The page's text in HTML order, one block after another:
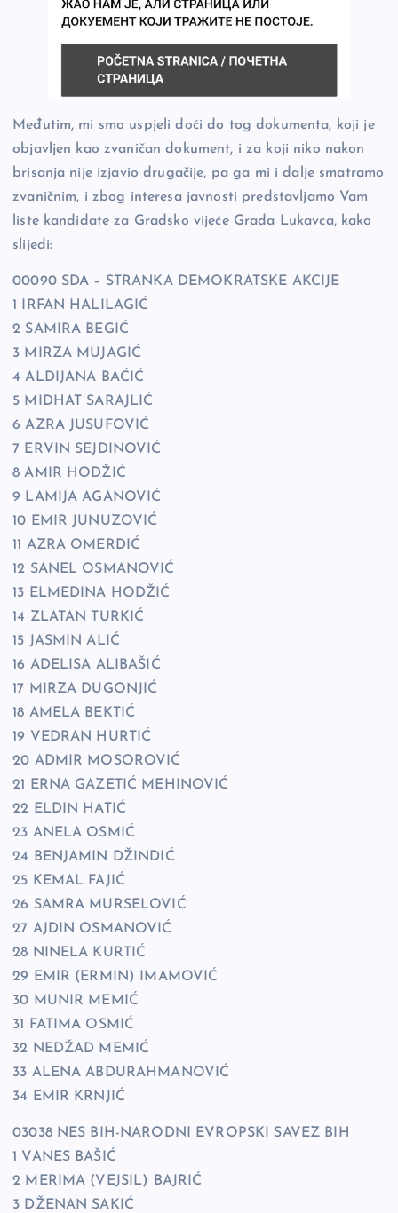
Međutim, mi smo uspjeli doći do tog dokumenta, koji je
objavljen kao zvaničan dokument, i za koji niko nakon
brisanja nije izjavio drugačije, pa ga mi i dalje smatramo
zvaničnim, i zbog interesa javnosti predstavljamo Vam
liste kandidate za Gradsko vijeće Grada Lukavca, kako
slijedi:
00090 SDA – STRANKA DEMOKRATSKE AKCIJE
1 IRFAN HALILAGIĆ
2 SAMIRA BEGIĆ
3 MIRZA MUJAGIĆ
4 ALDIJANA BAĆIĆ
5 MIDHAT SARAJLIĆ
6 AZRA JUSUFOVIĆ
7 ERVIN SEJDINOVIĆ
8 AMIR HODŽIĆ
9 LAMIJA AGANOVIĆ
10 EMIR JUNUZOVIĆ
11 AZRA OMERDIĆ
12 SANEL OSMANOVIĆ
13 ELMEDINA HODŽIĆ
14 ZLATAN TURKIĆ
15 JASMIN ALIĆ
16 ADELISA ALIBAŠIĆ
17 MIRZA DUGONJIĆ
18 AMELA BEKTIĆ
19 VEDRAN HURTIĆ
20 ADMIR MOSOROVIĆ
21 ERNA GAZETIĆ MEHINOVIĆ
22 ELDIN HATIĆ
23 ANELA OSMIĆ
24 BENJAMIN DŽINDIĆ
25 KEMAL FAJIĆ
26 SAMRA MURSELOVIĆ
27 AJDIN OSMANOVIĆ
28 NINELA KURTIĆ
29 EMIR (ERMIN) IMAMOVIĆ
30 MUNIR MEMIĆ
31 FATIMA OSMIĆ
32 NEDŽAD MEMIĆ
33 ALENA ABDURAHMANOVIĆ
34 EMIR KRNJIĆ
03038 NES BIH-NARODNI EVROPSKI SAVEZ BIH
1 VANES BAŠIĆ
2 MERIMA (VEJSIL) BAJRIĆ
3 DŽENAN SAKIĆ